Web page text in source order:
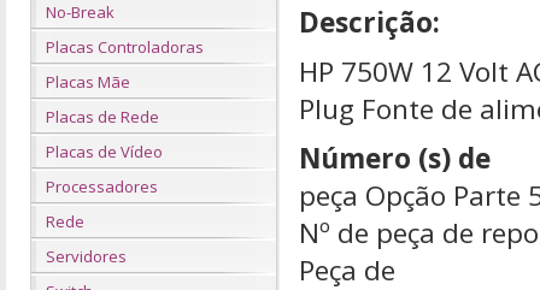
No-Break
Placas Controladoras
Placas Mãe
Placas de Rede
Placas de Vídeo
Processadores
Rede
Servidores
Descrição:
HP 750W 12 Volt
Plug Fonte de
Número (s) de
peça Opção Parte
Nº de peça de
Peça de